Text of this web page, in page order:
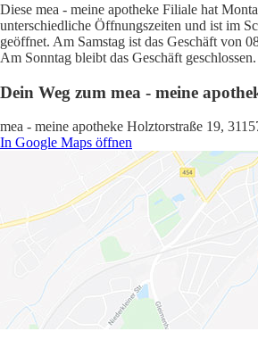
Diese mea - meine apotheke Filiale hat
unterschiedliche Öffnungszeiten und ist im
geöffnet. Am Samstag ist das Geschäft von
Am Sonntag bleibt das Geschäft geschlossen.
Dein Weg zum mea - meine
mea - meine apotheke Holztorstraße 19,
In Google Maps öffnen